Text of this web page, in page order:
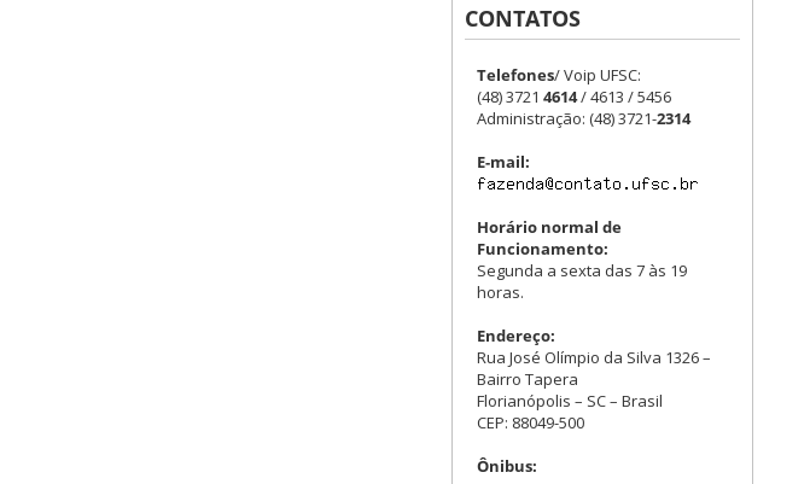
CONTATOS
Telefones/ Voip UFSC:
(48) 3721 4614/ 4613 / 5456
Administração: (48) 3721-2314
E-mail:
Horário normal de
Funcionamento:
Segunda a sexta das 7 às 19
horas.
Endereço:
Rua José Olímpio da Silva 1326 –
Bairro Tapera
Florianópolis – SC – Brasil
CEP: 88049-500
Ônibus: